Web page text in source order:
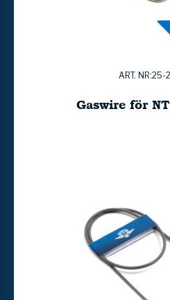
ART. NR:25-
Gaswire för